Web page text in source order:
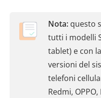
Nota: questo
tutti i modelli
tablet) e con
versioni del
telefoni
Redmi,